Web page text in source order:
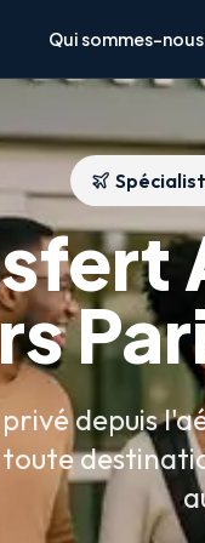
Qui sommes-nous
depuis